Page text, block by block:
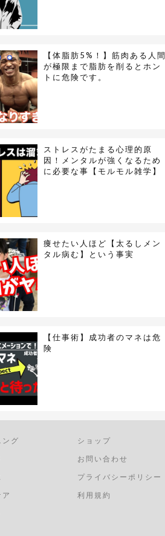
【体脂肪5%！】筋肉ある人間
が極限まで脂肪を削るとホン
トに危険です。
ストレスがたまる心理的原
因！メンタルが強くなるため
に必要な事【モルモル雑学】
痩せたい人ほど【太るしメン
タル病む】という事実
【仕事術】成功者のマネは危
険
ング
ショップ
お問い合わせ
プライバシーポリシー
利用規約